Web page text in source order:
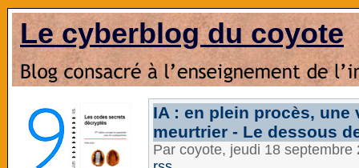
Le cyberblog du coyote
IA : en plein procès,
meurtrier - Le dessous
Par coyote, jeudi 18